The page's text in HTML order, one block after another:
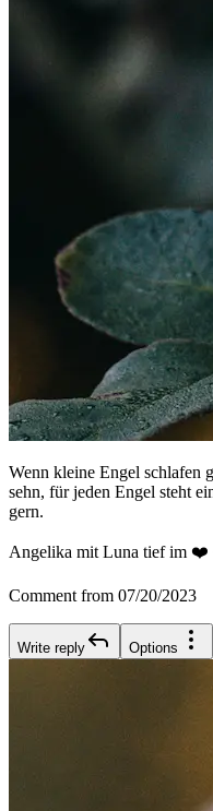
Wenn kleine Engel schlafen
sehn, für jeden Engel steht
gern.
Angelika mit Luna tief im ❤️
Comment from 07/20/2023
Write reply Options